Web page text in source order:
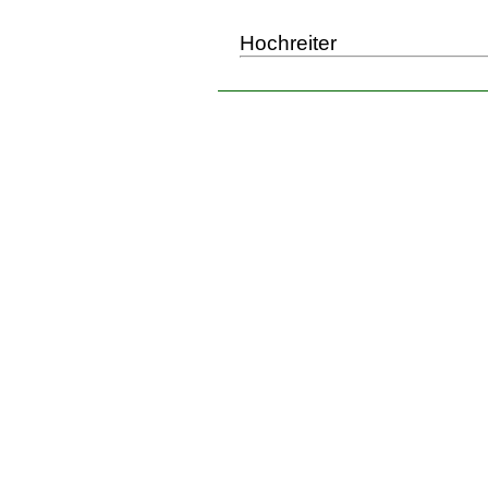
Hochreiter